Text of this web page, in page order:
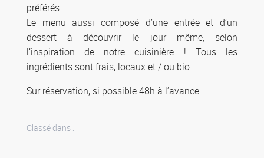
préférés.
Le menu aussi composé d’une entrée et d’un
dessert à découvrir le jour même, selon
l’inspiration de notre cuisinière ! Tous les
ingrédients sont frais, locaux et / ou bio.
Sur réservation, si possible 48h à l’avance.
Classé dans :